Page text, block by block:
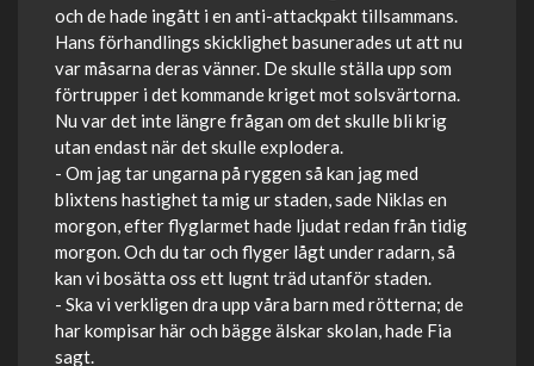
och de hade ingått i en anti-attackpakt tillsammans.
Hans förhandlings skicklighet basunerades ut att nu
var måsarna deras vänner. De skulle ställa upp som
förtrupper i det kommande kriget mot solsvärtorna.
Nu var det inte längre frågan om det skulle bli krig
utan endast när det skulle explodera.
- Om jag tar ungarna på ryggen så kan jag med
blixtens hastighet ta mig ur staden, sade Niklas en
morgon, efter flyglarmet hade ljudat redan från tidig
morgon. Och du tar och flyger lågt under radarn, så
kan vi bosätta oss ett lugnt träd utanför staden.
- Ska vi verkligen dra upp våra barn med rötterna; de
har kompisar här och bägge älskar skolan, hade Fia
sagt.